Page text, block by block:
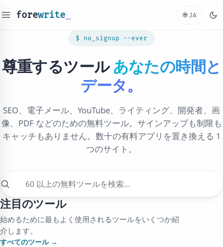
forewrite 🌐 JA
$ no_signup --ever
尊重するツールあなたの時間と
データ。
SEO、電子メール、YouTube、ライティング、開発者、画
像、PDF などのための無料ツール。サインアップも制限も
キャッチもありません。数十の有料アプリを置き換える 1
つのサイト。
注目のツール
始めるために最もよく使用されるツールをいくつか紹
介します。
すべてのツール →